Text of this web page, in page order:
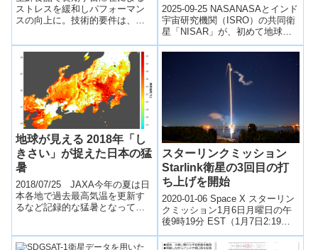
ストレスを緩和しパフォーマン
スの向上に。技術的要件は、生
生菌数10,000CFU/g以下、非種子
食、著しい果汁飛散無い、非ア
レルギー対象食品、食品残渣
少、規定スペース搭載可能、
等。
Satellite Sends First
Radar Images of Earth’s
Surface）
2025-09-25 NASANASAとインド
宇宙研究機関（ISRO）の共同衛
星「NISAR」が、初めて地球表
面のレーダー画像を送信した。
NISARは地球観測専...
地球が見える 2018年「し
きさい」が捉えた日本の猛
暑
2018/07/25 JAXA今年の夏は日
本各地で過去最高気温を更新す
るなど記録的な猛暑となってい
さ...
スターリンクミッション
Starlink衛星の3回目の打
ち上げを開始
2020-01-06 Space X スターリン
クミッション1月6日月曜日の午
後9時19分 EST（1月7日2:19
UTC）は、フロリダ州ケープカ
ナベラル空軍...